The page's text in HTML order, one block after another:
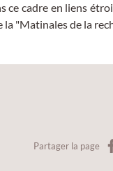
ce cadre en liens
"Matinales de la
Partager la page